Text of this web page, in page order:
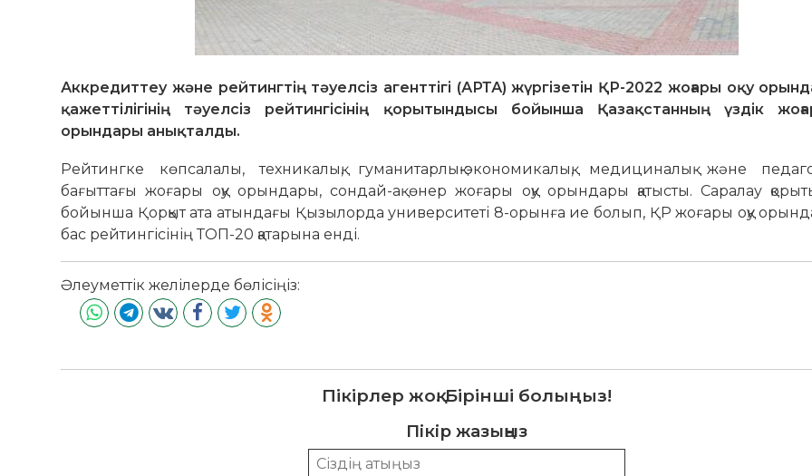
Аккредиттеу және рейтингтің тәуелсіз агенттігі (АРТА) жүргізетін ҚР-2022 жоғары оқу
қажеттілігінің тәуелсіз рейтингісінің қорытындысы бойынша Қазақстанның үздік
орындары анықталды.
Рейтингке көпсалалы, техникалық, гуманитарлық-экономикалық, медициналық және
бағыттағы жоғары оқу орындары, сондай-ақ өнер жоғары оқу орындары қатысты. Саралау
бойынша Қорқыт ата атындағы Қызылорда университеті 8-орынға ие болып, ҚР жоғары оқу
бас рейтингісінің ТОП-20 қатарына енді.
Әлеуметтік желілерде бөлісіңіз:
Пікірлер жоқ. Бірінші болыңыз!
Пікір жазыңыз